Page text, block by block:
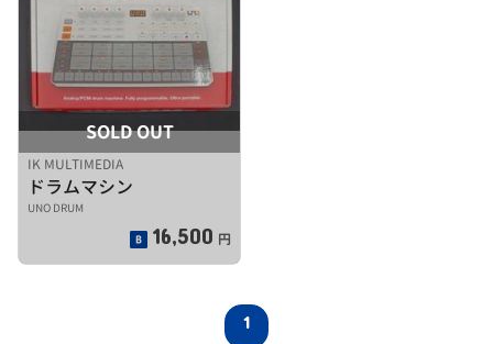
SOLD OUT
IK MULTIMEDIA
ドラムマシン
UNO DRUM
16,500 円
1